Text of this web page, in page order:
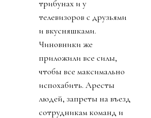
трибунах и у
телевизоров с друзьями
и вкусняшками.
Чиновники же
приложили все силы,
чтобы все максимально
испохабить. Аресты
людей, запреты на въезд
сотрудникам команд и